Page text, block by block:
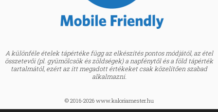
A különféle ételek tápértéke függ az elkészítés pontos módjától, az étel
összetevői (pl. gyümölcsök és zöldségek) a napfénytől és a föld tápérték
tartalmától, ezért az itt megadott értékeket csak közelítően szabad
alkalmazni.
© 2016-2026 www.kaloriamester.hu